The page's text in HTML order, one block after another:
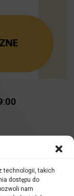
technologii, takich
dostępu do
nam
:00